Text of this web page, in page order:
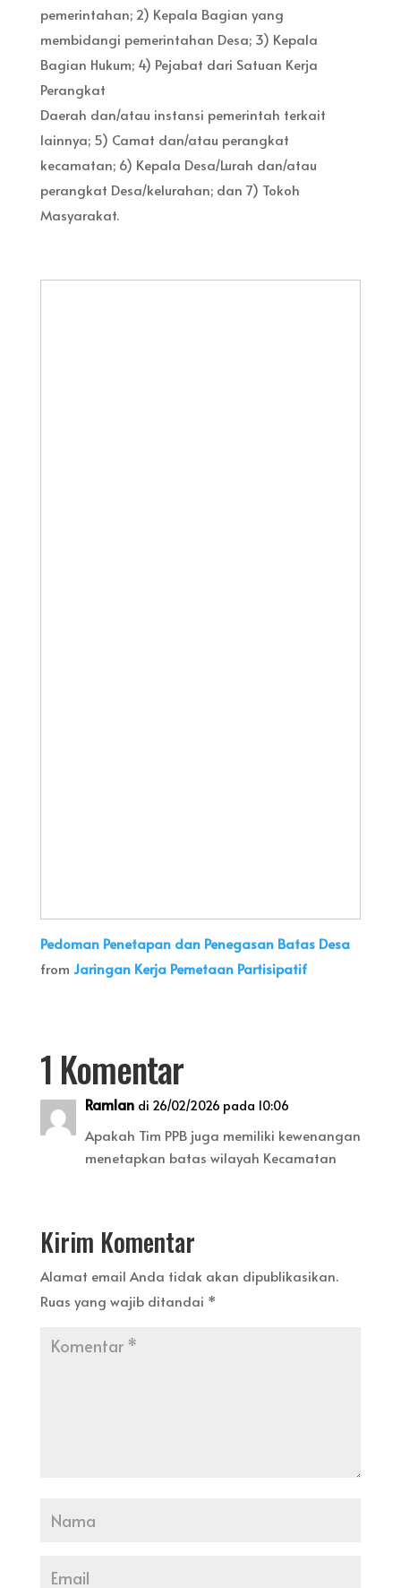
pemerintahan; 2) Kepala Bagian yang
membidangi pemerintahan Desa; 3) Kepala
Bagian Hukum; 4) Pejabat dari Satuan Kerja
Perangkat
Daerah dan/atau instansi pemerintah terkait
lainnya; 5) Camat dan/atau perangkat
kecamatan; 6) Kepala Desa/Lurah dan/atau
perangkat Desa/kelurahan; dan 7) Tokoh
Masyarakat.
Pedoman Penetapan dan Penegasan Batas Desa
from Jaringan Kerja Pemetaan Partisipatif
1 Komentar
Ramlan di 26/02/2026 pada 10:06
Apakah Tim PPB juga memiliki kewenangan
menetapkan batas wilayah Kecamatan
Kirim Komentar
Alamat email Anda tidak akan dipublikasikan.
Ruas yang wajib ditandai *